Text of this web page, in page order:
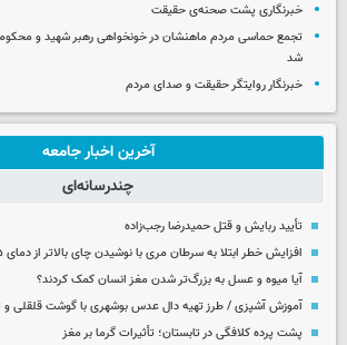
خبرنگاری پشت صحنه‌ی حقیقت
تجمع حماسی مردم ماهنشان در خونخواهی رهبر شهید و
شد
خبرنگار روایتگر حقیقت و صدای مردم
آخرین اخبار جامعه
چندرسانه‌ای
تأیید ربایش و قتل حمیدرضا رجب‌زاده
افزایش خطر ابتلا به سرطان مری با نوشیدن چای بالاتر از دمای ۶۵ درجه
آیا میوه و عسل به بزرگ‌تر شدن مغز انسان کمک کردند؟
آموزش آشپزی / طرز تهیه دال عدس بوشهری با گوشت قلقلی و
پشت پرده کلافگی در تابستان؛ تأثیرات گرما بر مغز